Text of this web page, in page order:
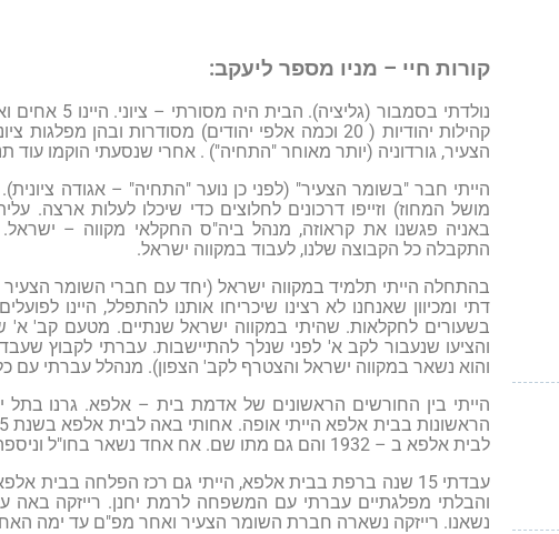
קורות חיי – מניו מספר ליעקב:
נולדתי
קהילות יהודיות ( 20 וכמה אלפי יהודים) מסודרות
הצעיר, גורדוניה (יותר מאוחר "התחיה") . אחרי שנסעתי הוקמו עוד
הייתי חבר "בשומר הצעיר" (לפני כן נוער "התחיה" – אגודה
באניה פגשנו את קראוזה, מנהל ביה"ס החקלאי מקווה –
התקבלה כל הקבוצה שלנו, לעבוד במקווה ישראל.
בהתחלה הייתי תלמיד במקווה ישראל (יחד עם חברי השומר הצעיר
דתי ומכיוון שאנחנו לא רצינו שיכריחו אותנו להתפלל, היינו
בשעורים לחקלאות. שהיתי במקווה ישראל שנתיים. מטעם קב' א'
והציעו שנעבור לקב א' לפני שנלך להתיישבות. עברתי לקבוץ
והוא נשאר במקווה ישראל והצטרף לקב' הצפון). מנהלל עברתי עם
הייתי בין החורשים הראשונים של אדמת בית – אלפא. גרנו בתל
לבית אלפא ב – 1932 והם גם מתו שם. אח אחד נשאר בחו"ל וניספה יחד עם משפחתו בזמן השואה.
והבלתי מפלגתיים עברתי עם המשפחה לרמת יחנן. רייזקה באה
נשאנו. רייזקה נשארה חברת השומר הצעיר ואחר מפ"ם עד ימה